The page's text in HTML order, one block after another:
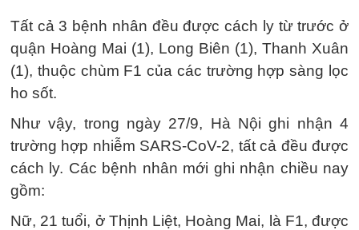
Tất cả 3 bệnh nhân đều được cách ly từ trước ở
quận Hoàng Mai (1), Long Biên (1), Thanh Xuân
(1), thuộc chùm F1 của các trường hợp sàng lọc
ho sốt.
Như vậy, trong ngày 27/9, Hà Nội ghi nhận 4
trường hợp nhiễm SARS-CoV-2, tất cả đều được
cách ly. Các bệnh nhân mới ghi nhận chiều nay
gồm:
Nữ, 21 tuổi, ở Thịnh Liệt, Hoàng Mai, là F1, được